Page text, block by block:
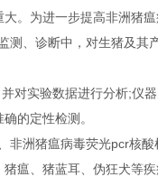
为进一步提高非洲猪
、诊断中，对生猪及
实验数据进行分析;仪
的定性检测。
洲猪瘟病毒荧光pcr核酸
瘟、猪蓝耳、伪狂犬等